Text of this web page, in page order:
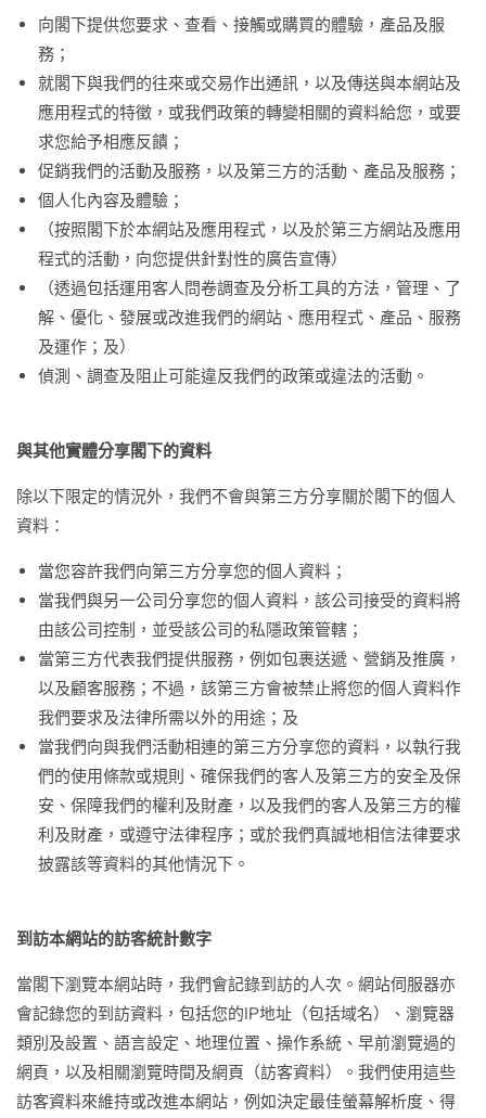
向閣下提供您要求、查看、接觸或購買的體驗，產品及服
務；
就閣下與我們的往來或交易作出通訊，以及傳送與本網站及
應用程式的特徵，或我們政策的轉變相關的資料給您，或要
求您給予相應反饋；
促銷我們的活動及服務，以及第三方的活動、產品及服務；
個人化內容及體驗；
（按照閣下於本網站及應用程式，以及於第三方網站及應用
程式的活動，向您提供針對性的廣告宣傳）
（透過包括運用客人問卷調查及分析工具的方法，管理、了
解、優化、發展或改進我們的網站、應用程式、產品、服務
及運作；及）
偵測、調查及阻止可能違反我們的政策或違法的活動。
與其他實體分享閣下的資料
除以下限定的情況外，我們不會與第三方分享關於閣下的個人
資料：
當您容許我們向第三方分享您的個人資料；
當我們與另一公司分享您的個人資料，該公司接受的資料將
由該公司控制，並受該公司的私隱政策管轄；
當第三方代表我們提供服務，例如包裹送遞、營銷及推廣，
以及顧客服務；不過，該第三方會被禁止將您的個人資料作
我們要求及法律所需以外的用途；及
當我們向與我們活動相連的第三方分享您的資料，以執行我
們的使用條款或規則、確保我們的客人及第三方的安全及保
安、保障我們的權利及財產，以及我們的客人及第三方的權
利及財產，或遵守法律程序；或於我們真誠地相信法律要求
披露該等資料的其他情況下。
到訪本網站的訪客統計數字
當閣下瀏覽本網站時，我們會記錄到訪的人次。網站伺服器亦
會記錄您的到訪資料，包括您的IP地址（包括域名）、瀏覽器
類別及設置、語言設定、地理位置、操作系統、早前瀏覽過的
網頁，以及相關瀏覽時間及網頁（訪客資料）。我們使用這些
訪客資料來維持或改進本網站，例如決定最佳螢幕解析度、得